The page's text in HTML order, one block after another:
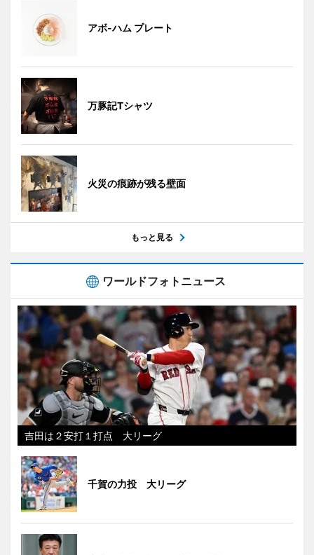
アボ-ハム プレート
万豚記Tシャツ
火災の痕跡が残る壁面
もっと見る
ワールドフォトニュース
吉田は２安打１打点 大リーグ
千賀の力投 大リーグ